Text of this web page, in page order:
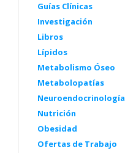
Guías Clínicas
Investigación
Libros
Lípidos
Metabolismo Óseo
Metabolopatías
Neuroendocrinología
Nutrición
Obesidad
Ofertas de Trabajo